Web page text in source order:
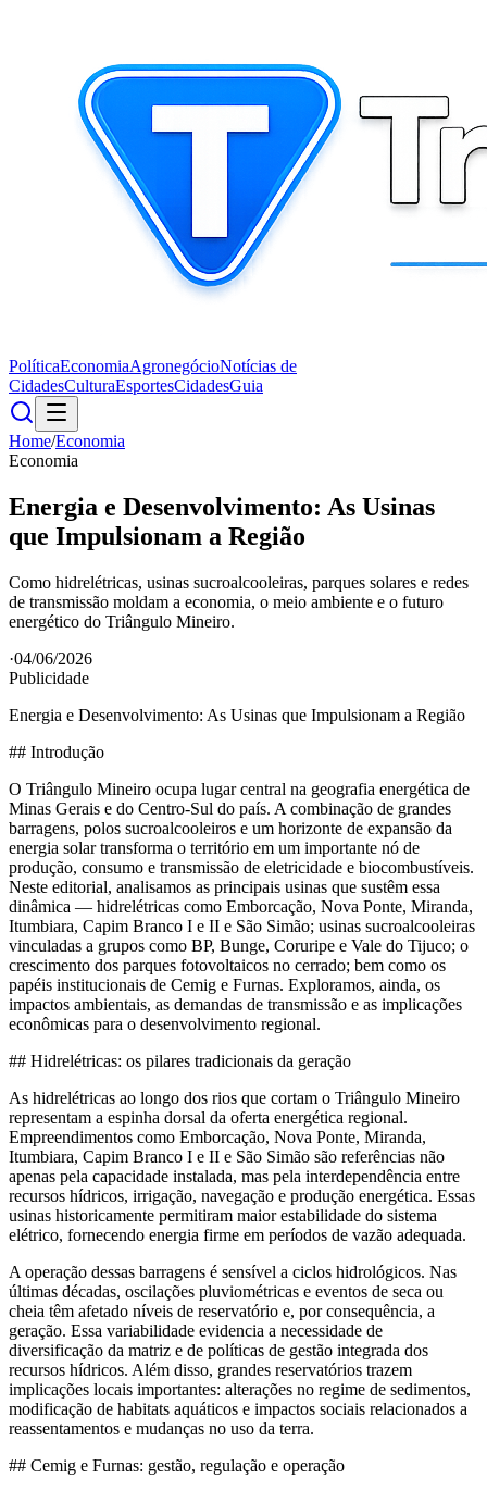
PolíticaEconomiaAgronegócioNotícias de
CidadesCulturaEsportesCidadesGuia
Home/Economia
Economia
Energia e Desenvolvimento: As Usinas
que Impulsionam a Região
Como hidrelétricas, usinas sucroalcooleiras, parques solares e redes
de transmissão moldam a economia, o meio ambiente e o futuro
energético do Triângulo Mineiro.
·04/06/2026
Publicidade
Energia e Desenvolvimento: As Usinas que Impulsionam a Região
## Introdução
O Triângulo Mineiro ocupa lugar central na geografia energética de
Minas Gerais e do Centro-Sul do país. A combinação de grandes
barragens, polos sucroalcooleiros e um horizonte de expansão da
energia solar transforma o território em um importante nó de
produção, consumo e transmissão de eletricidade e biocombustíveis.
Neste editorial, analisamos as principais usinas que sustêm essa
dinâmica — hidrelétricas como Emborcação, Nova Ponte, Miranda,
Itumbiara, Capim Branco I e II e São Simão; usinas sucroalcooleiras
vinculadas a grupos como BP, Bunge, Coruripe e Vale do Tijuco; o
crescimento dos parques fotovoltaicos no cerrado; bem como os
papéis institucionais de Cemig e Furnas. Exploramos, ainda, os
impactos ambientais, as demandas de transmissão e as implicações
econômicas para o desenvolvimento regional.
## Hidrelétricas: os pilares tradicionais da geração
As hidrelétricas ao longo dos rios que cortam o Triângulo Mineiro
representam a espinha dorsal da oferta energética regional.
Empreendimentos como Emborcação, Nova Ponte, Miranda,
Itumbiara, Capim Branco I e II e São Simão são referências não
apenas pela capacidade instalada, mas pela interdependência entre
recursos hídricos, irrigação, navegação e produção energética. Essas
usinas historicamente permitiram maior estabilidade do sistema
elétrico, fornecendo energia firme em períodos de vazão adequada.
A operação dessas barragens é sensível a ciclos hidrológicos. Nas
últimas décadas, oscilações pluviométricas e eventos de seca ou
cheia têm afetado níveis de reservatório e, por consequência, a
geração. Essa variabilidade evidencia a necessidade de
diversificação da matriz e de políticas de gestão integrada dos
recursos hídricos. Além disso, grandes reservatórios trazem
implicações locais importantes: alterações no regime de sedimentos,
modificação de habitats aquáticos e impactos sociais relacionados a
reassentamentos e mudanças no uso da terra.
## Cemig e Furnas: gestão, regulação e operação